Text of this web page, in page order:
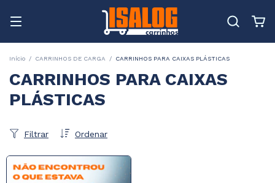
Início / CARRINHOS DE CARGA / CARRINHOS PARA CAIXAS PLÁSTICAS
CARRINHOS PARA CAIXAS
PLÁSTICAS
Ordenar
Filtrar